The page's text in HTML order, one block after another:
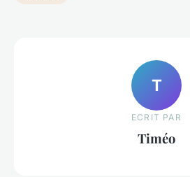
T
ECRIT PAR
Timéo